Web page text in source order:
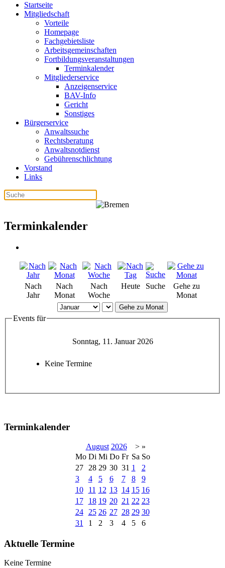
Startseite
Mitgliedschaft
Vorteile
Homepage
Fachgebietsliste
Arbeitsgemeinschaften
Fortbildungsveranstaltungen
Terminkalender
Mitgliederservice
Anzeigenservice
BAV-Info
Gericht
Sonstiges
Bürgerservice
Anwaltssuche
Rechtsberatung
Anwaltsnotdienst
Gebührenschlichtung
Vorstand
Links
Terminkalender
Nach
Jahr
Nach
Monat
Nach
Woche
Heute Suche
Gehe zu
Monat
Gehe zu Monat
Events für
Sonntag, 11. Januar 2026
Keine Termine
Terminkalender
August 2026 > »
Mo Di Mi Do Fr Sa So
27
28 29 30 31 1
2
3
4 5 6 7 8
9
10
11 12 13 14 15 16
17
18 19 20 21 22 23
24
25 26 27 28 29 30
31
1 2 3 4 5 6
Aktuelle Termine
Keine Termine